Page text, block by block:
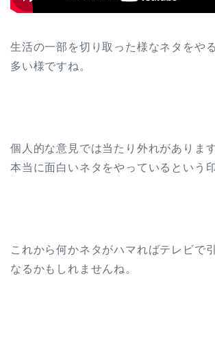
生活の一部を切り取った様なネタをや
多い様ですね。
個人的な意見では当たり外れがありま
本当に面白いネタをやっているという
これから何かネタがハマればテレビで
なるかもしれませんね。